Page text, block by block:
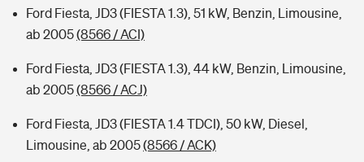
Ford Fiesta, JD3 (FIESTA 1.3), 51 kW, Benzin, Limousine,
ab 2005(8566 / ACI)
Ford Fiesta, JD3 (FIESTA 1.3), 44 kW, Benzin, Limousine,
ab 2005(8566 / ACJ)
Ford Fiesta, JD3 (FIESTA 1.4 TDCI), 50 kW, Diesel,
Limousine, ab 2005(8566 / ACK)